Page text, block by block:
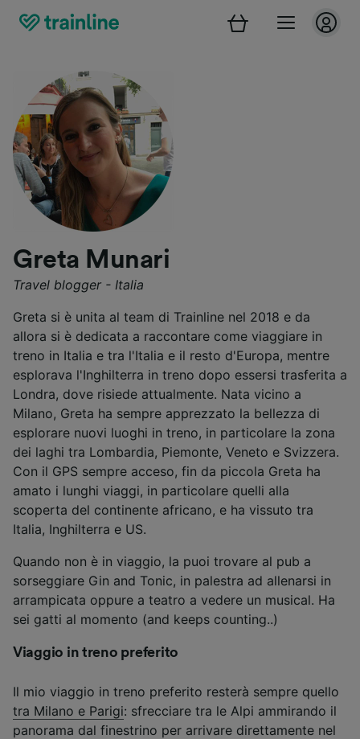
Greta Munari
Travel blogger - Italia
Greta si è unita al team di Trainline nel 2018 e da
allora si è dedicata a raccontare come viaggiare in
treno in Italia e tra l'Italia e il resto d'Europa, mentre
esplorava l'Inghilterra in treno dopo essersi trasferita a
Londra, dove risiede attualmente. Nata vicino a
Milano, Greta ha sempre apprezzato la bellezza di
esplorare nuovi luoghi in treno, in particolare la zona
dei laghi tra Lombardia, Piemonte, Veneto e Svizzera.
Con il GPS sempre acceso, fin da piccola Greta ha
amato i lunghi viaggi, in particolare quelli alla
scoperta del continente africano, e ha vissuto tra
Italia, Inghilterra e US.
Quando non è in viaggio, la puoi trovare al pub a
sorseggiare Gin and Tonic, in palestra ad allenarsi in
arrampicata oppure a teatro a vedere un musical. Ha
sei gatti al momento (and keeps counting..)
Viaggio in treno preferito
Il mio viaggio in treno preferito resterà sempre quello
tra Milano e Parigi: sfrecciare tra le Alpi ammirando il
panorama dal finestrino per arrivare direttamente nel